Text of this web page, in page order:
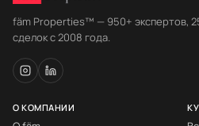
fäm Properties™ — 950+ экспертов,
сделок с 2008 года.
О КОМПАНИИ